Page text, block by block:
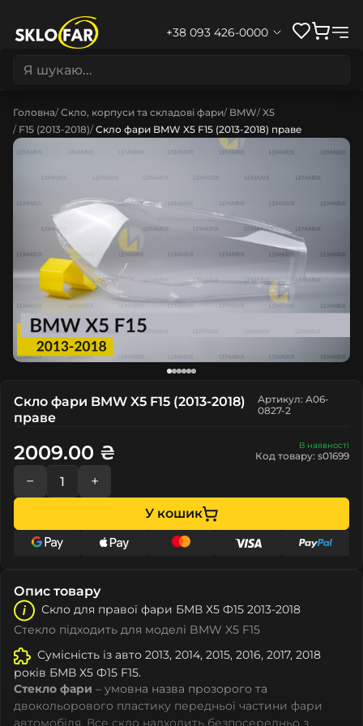
+38 093 426-0000
Головна Скло, корпуси та складові фари BMW X5
F15 (2013-2018) Скло фари BMW X5 F15 (2013-2018) праве
Скло фари BMW X5 F15 (2013-2018)
праве
Артикул: A06-
0827-2
В наявності
Код товару: s01699
2009.00 ₴
− +
У кошик
Опис товару
Скло для правої фари БМВ Х5 Ф15 2013-2018
Стекло підходить для моделі BMW X5 F15
Сумісність із авто 2013, 2014, 2015, 2016, 2017, 2018
років БМВ Х5 Ф15 F15.
Стекло фари – умовна назва прозорого та
двокольорового пластику передньої частини фари
автомобіля. Все скло надходить безпосередньо з